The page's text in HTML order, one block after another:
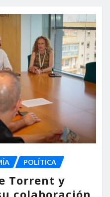
POLÍTICA
Torrent y
colaboración